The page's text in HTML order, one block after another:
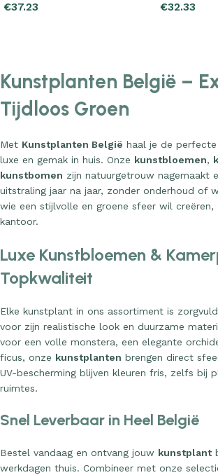
€37.23 €32.33
Kunstplanten België –
Tijdloos Groen
Met Kunstplanten België haal je de
luxe en gemak in huis. Onze kunstbloemen,
kunstbomen zijn natuurgetrouw nagemaakt
uitstraling jaar na jaar, zonder onderhoud of
wie een stijlvolle en groene sfeer wil
kantoor.
Luxe Kunstbloemen &
Topkwaliteit
Elke kunstplant in ons assortiment is
voor zijn realistische look en duurzame
voor een volle monstera, een elegante
ficus, onze kunstplanten brengen direct
UV-bescherming blijven kleuren fris, zelfs bij
ruimtes.
Snel Leverbaar in Heel België
Bestel vandaag en ontvang jouw kunstplant
werkdagen thuis. Combineer met onze